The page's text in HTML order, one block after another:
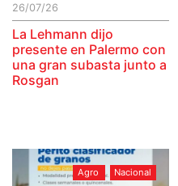
26/07/26
La Lehmann dijo
presente en Palermo con
una gran subasta junto a
Rosgan
Agro Nacional